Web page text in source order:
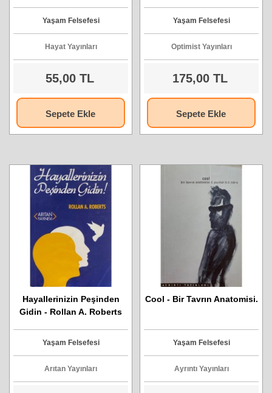
Yaşam Felsefesi
Hayat Yayınları
55,00 TL
Sepete Ekle
Yaşam Felsefesi
Optimist Yayınları
175,00 TL
Sepete Ekle
Hayallerinizin Peşinden
Gidin - Rollan A. Roberts
Yaşam Felsefesi
Arıtan Yayınları
Cool - Bir Tavrın Anatomisi.
Yaşam Felsefesi
Ayrıntı Yayınları